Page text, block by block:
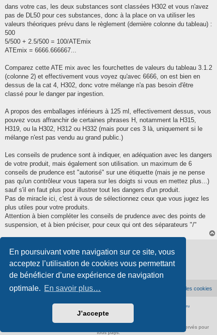
En poursuivant votre navigation sur ce site, vous
acceptez l’utilisation de cookies vous permettant
de bénéficier d’une expérience de navigation
optimale. En savoir plus…
J’accepte
dans votre cas, les deux substances sont classées H302 et vous n'avez
pas de DL50 pour ces substances, donc à la place on va utiliser les
valeurs théoriques prévu dans le règlement (dernière colonne du tableau) :
500
5/500 + 2.5/500 = 100/ATEmix
ATEmix = 6666.666667...
Comparez cette ATE mix avec les fourchettes de valeurs du tableau 3.1.2
(colonne 2) et effectivement vous voyez qu'avec 6666, on est bien en
dessus de la cat 4, H302, donc votre mélange n'a pas besoin d'être
classé pour le danger par ingestion.
A propos des emballages inférieurs à 125 ml, effectivement dessus, vous
pouvez vous affranchir de certaines phrases H, notamment la H315,
H319, ou la H302, H312 ou H332 (mais pour ces 3 là, uniquement si le
mélange n'est pas vendu au grand public.)
Les conseils de prudence sont à indiquer, en adéquation avec les dangers
de votre produit, mais également son utilisation. un maximum de 6
conseils de prudence est "autorisé" sur une étiquette (mais je ne pense
pas qu'un contrôleur vous tapera sur les doigts si vous en mettez plus...)
sauf s'il en faut plus pour illustrer tout les dangers d'un produit.
Pas de miracle ici, c'est à vous de sélectionnez ceux que vous jugez les
plus utiles pour votre produits.
Attention à bien compléter les conseils de prudence avec des points de
suspension, et à bien préciser, pour ceux qui ont des séparateurs "/"
Verrouillé
Accueil du forum Supprimer les cookies
Développé parphpBB Traduction française officielle Qiaeru
Confidentialité
. Tous droits réservés pour
tous pays.